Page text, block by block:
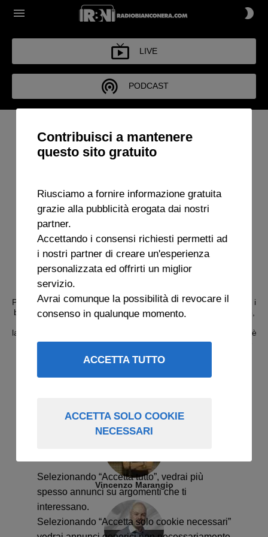
LIVE
PODCAST
COLPO DI TACCO
Pronti a scendere in campo? Vii aspettiamo in diretta per vivere i
brividi e le emozioni delle partite della Juventus. Ospiti in studio,
collegamenti con gli stadi e i vostri interventi da casa faranno
la differenza rispetto a qualsiasi altro programma. Tutto questo è
"Colpo di tacco", solo suRadio Bianconera. Tutte le volte che
Vincenzo Marangio
Contribuisci a mantenere
questo sito gratuito
Riusciamo a fornire informazione gratuita
grazie alla pubblicità erogata dai nostri
partner.
Accettando i consensi richiesti permetti ad
i nostri partner di creare un'esperienza
personalizzata ed offrirti un miglior
servizio.
Avrai comunque la possibilità di revocare il
consenso in qualunque momento.
ACCETTA TUTTO
ACCETTA SOLO COOKIE
NECESSARI
Selezionando “Accetta tutto”, vedrai più
spesso annunci su argomenti che ti
interessano.
Selezionando “Accetta solo cookie necessari”